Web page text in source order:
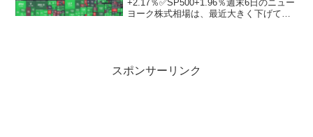
+2.17％✅SP500+1.96％週末6日のニュー
ヨーク株式相場は、最近大きく下げてい
スポンサーリンク